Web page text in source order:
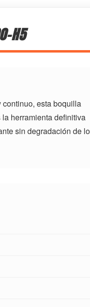
H5
esta boquilla
herramienta definitiva
sin degradación de